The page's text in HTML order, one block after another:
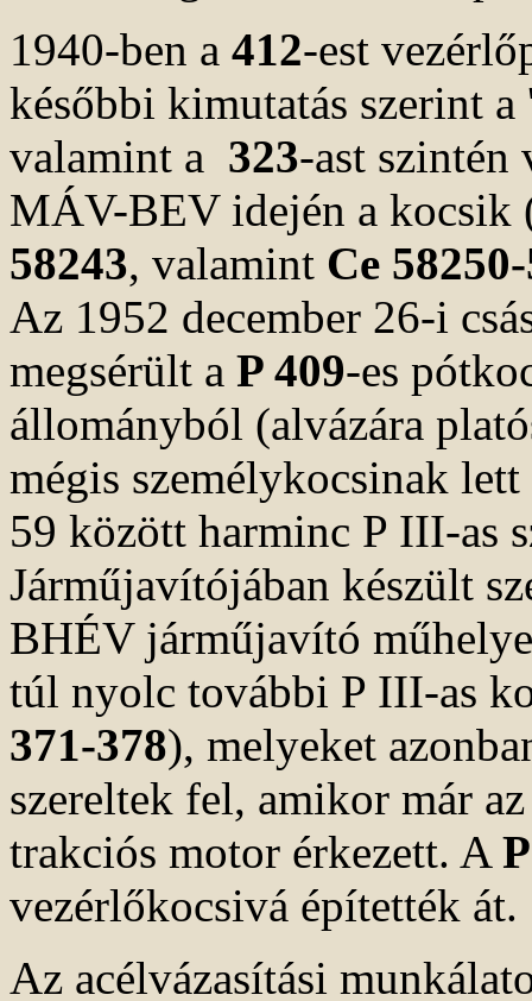
1940-ben a 412-est
későbbi kimutatás szerint
valamint a 323-ast
MÁV-BEV idején a kocsik
58243, valamint Ce
Az 1952 december 26-i
megsérült a P 409-es
állományból (alvázára
mégis személykocsinak
59 között harminc P III-as
Járműjavítójában készült
BHÉV járműjavító
túl nyolc további P III-as
371-378), melyeket
szereltek fel, amikor már
trakciós motor érkezett. A
vezérlőkocsivá építették át.
Az acélvázasítási